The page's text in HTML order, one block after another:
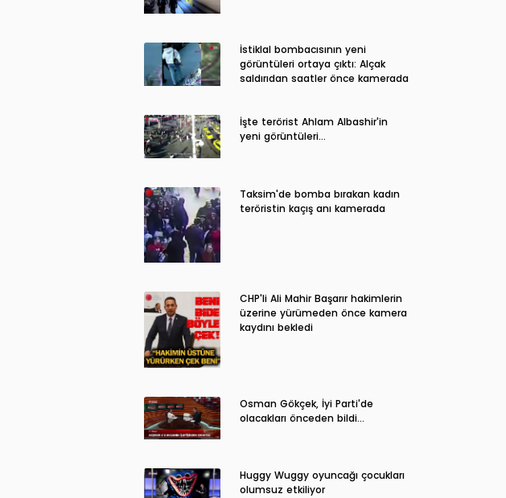
İstiklal bombacısının yeni
görüntüleri ortaya çıktı: Alçak
saldırıdan saatler önce kamerada
İşte terörist Ahlam Albashir'in
yeni görüntüleri…
Taksim'de bomba bırakan kadın
teröristin kaçış anı kamerada
CHP'li Ali Mahir Başarır hakimlerin
üzerine yürümeden önce kamera
kaydını bekledi
Osman Gökçek, İyi Parti'de
olacakları önceden bildi...
Huggy Wuggy oyuncağı çocukları
olumsuz etkiliyor